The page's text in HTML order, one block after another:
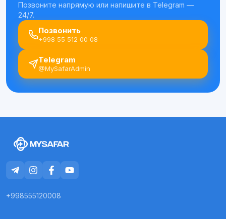
Позвоните напрямую или напишите в Telegram —
24/7.
Позвонить
+998 55 512 00 08
Telegram
@MySafarAdmin
+998555120008